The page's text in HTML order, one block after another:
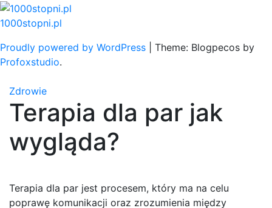
Skip
to
1000stopni.pl
Proudly powered by WordPress
Theme: Blogpecos by
Profoxstudio.
Zdrowie
Terapia dla par jak
wygląda?
Terapia dla par jest procesem, który ma na celu
poprawę komunikacji oraz zrozumienia między